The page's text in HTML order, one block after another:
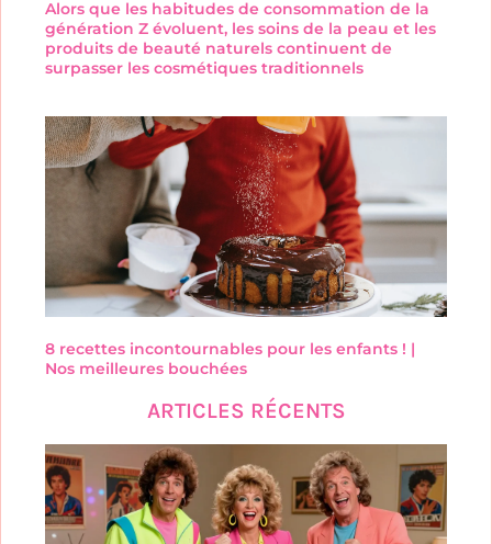
Alors que les habitudes de consommation de la
génération Z évoluent, les soins de la peau et les
produits de beauté naturels continuent de
surpasser les cosmétiques traditionnels
8 recettes incontournables pour les enfants ! |
Nos meilleures bouchées
ARTICLES RÉCENTS